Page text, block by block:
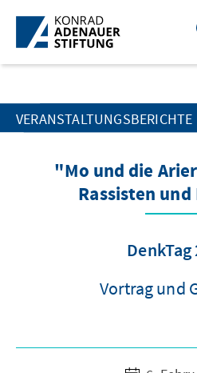
Zum Hauptinhalt springen
VERANSTALTUNGSBERICHTE
"Mo und die
Rassisten
DenkTag
Vortrag und